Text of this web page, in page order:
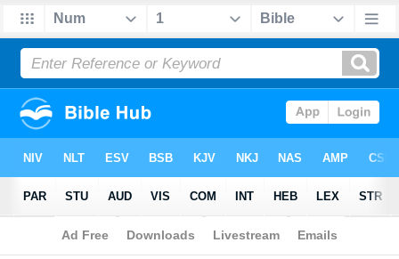
Biblia >Turkish> Numbers 1